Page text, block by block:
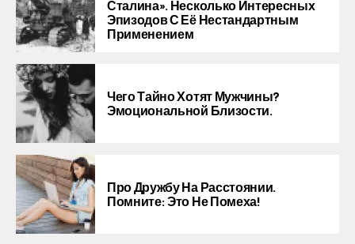
Сталина». Несколько Интересных
Эпизодов С Её Нестандартным
Применением
Чего Тайно Хотят Мужчины?
Эмоциональной Близости.
Про Дружбу На Расстоянии.
Помните: Это Не Помеха!